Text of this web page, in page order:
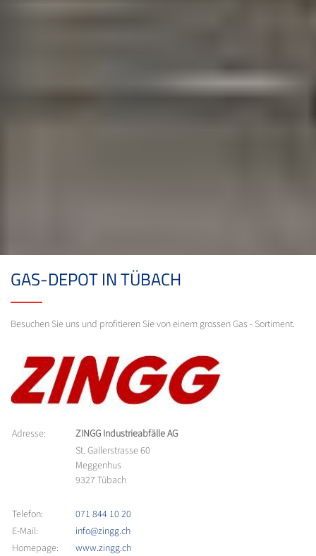
GAS-DEPOT IN TÜBACH
Besuchen Sie uns und profitieren Sie von einem grossen Gas - Sortiment.
Adresse:
ZINGG Industrieabfälle AG
St. Gallerstrasse 60
Meggenhus
9327 Tübach
Telefon:
071 844 10 20
E-Mail:
info@zingg.ch
Homepage:
www.zingg.ch